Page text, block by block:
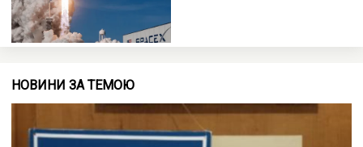
НОВИНИ ЗА ТЕМОЮ